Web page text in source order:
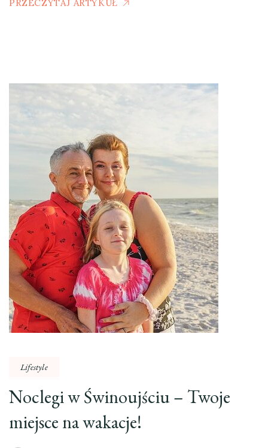
PRZECZYTAJ ARTYKUŁ
Lifestyle
Noclegi w Świnoujściu – Twoje
miejsce na wakacje!